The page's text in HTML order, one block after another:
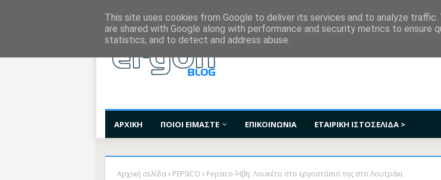
ΑΡΧΙΚΗ ΠΟΙΟΙ ΕΙΜΑΣΤΕ ΕΠΙΚΟΙΝΩΝΙΑ ΕΤΑΙΡΙΚΗ ΙΣΤΟΣΕΛΙΔΑ >
Αρχική σελίδα PEPSICO Pepsico-Ήβη: Λουκέτο στο εργοστάσιό της στο Λουτράκι
This site uses cookies from Google to deliver its services and to analyze traffic.
are shared with Google along with performance and security metrics to ensure
statistics, and to detect and address abuse.